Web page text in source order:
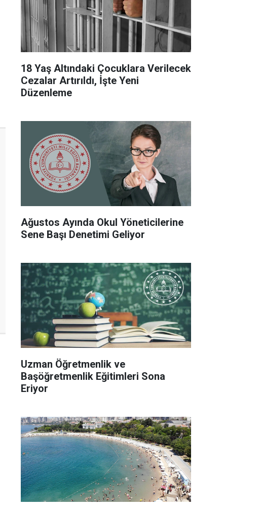
18 Yaş Altındaki Çocuklara Verilecek
Cezalar Artırıldı, İşte Yeni
Düzenleme
Ağustos Ayında Okul Yöneticilerine
Sene Başı Denetimi Geliyor
Uzman Öğretmenlik ve
Başöğretmenlik Eğitimleri Sona
Eriyor